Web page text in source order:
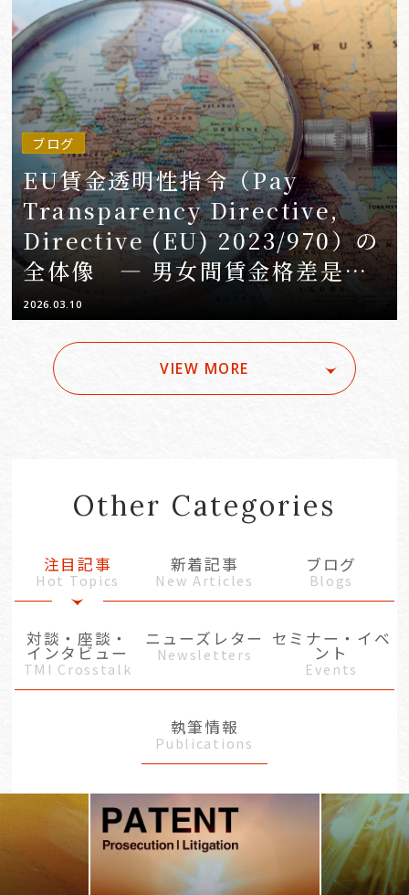
ブログ
EU賃金透明性指令（Pay
Transparency Directive,
Directive (EU) 2023/970）の
全体像 ― 男女間賃金格差是正
に向けた情報開示義務と企業ガバ
ナンスの再設計 ―
2026.03.10
VIEW MORE
Other Categories
注目記事
Hot Topics
新着記事
New Articles
ブログ
Blogs
対談・座談・
インタビュー
TMI Crosstalk
ニューズレター
Newsletters
セミナー・イベ
ント
Events
執筆情報
Publications